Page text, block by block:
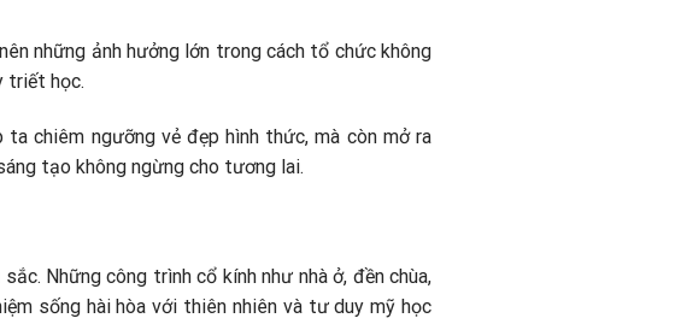
những ảnh hưởng lớn trong cách tổ chức không
triết học.
ta chiêm ngưỡng vẻ đẹp hình thức, mà còn mở ra
tạo không ngừng cho tương lai.
Những công trình cổ kính như nhà ở, đền chùa,
sống hài hòa với thiên nhiên và tư duy mỹ học